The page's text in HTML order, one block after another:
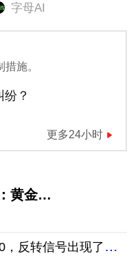
字母AI
施。
？
更多24小时
黄金…
转信号出现了吗？